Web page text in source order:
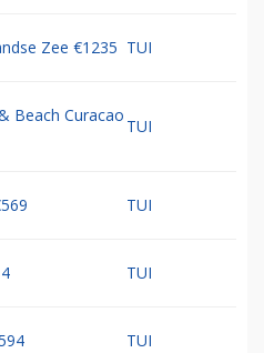
Zee €1235 TUI
Beach Curacao
TUI
TUI
TUI
TUI